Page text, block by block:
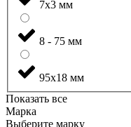
7x3 мм
8 - 75 мм
95x18 мм
Показать все
Марка
Выберите марку